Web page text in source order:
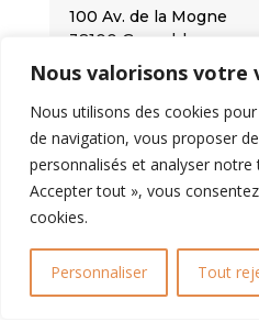
Nous valorisons votre
Nous utilisons des cookies
de navigation, vous proposer
personnalisés et analyser notre
Accepter tout », vous
cookies.
Personnaliser Tout
100 Av. de la Mogne
38100 Grenoble
Ouvert tous les jours
Lundi au jeudi : 8h30 –
Vendredi : 8h30 – 00h
Week-end et jours